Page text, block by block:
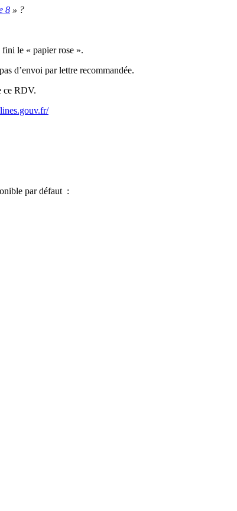
8 » ?
le « papier rose ».
d’envoi par lettre recommandée.
ce RDV.
par défaut :